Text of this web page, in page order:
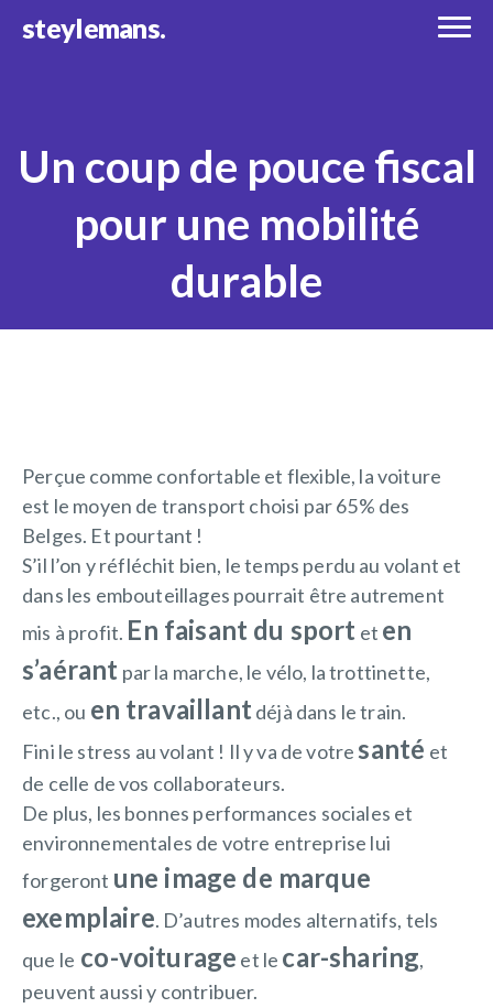
steylemans.
Un coup de pouce fiscal
pour une mobilité
durable
Perçue comme confortable et flexible, la voiture
est le moyen de transport choisi par 65% des
Belges. Et pourtant !
S’il l’on y réfléchit bien, le temps perdu au volant et
dans les embouteillages pourrait être autrement
mis à profit. En faisant du sport et en
s’aérant par la marche, le vélo, la trottinette,
etc., ou en travaillantdéjà dans le train.
Fini le stress au volant ! Il y va de votre santé et
de celle de vos collaborateurs.
De plus, les bonnes performances sociales et
environnementales de votre entreprise lui
forgeront une image de marque
exemplaire. D’autres modes alternatifs, tels
que le co-voiturage et le car-sharing,
peuvent aussi y contribuer.